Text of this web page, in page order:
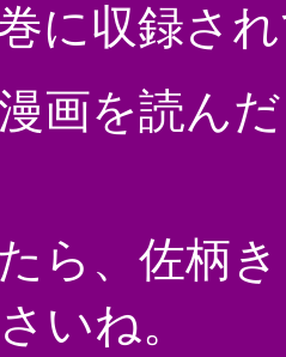
に収録さ
画を読ん
ら、佐柄
いね。